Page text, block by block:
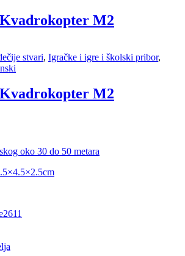
M2
stvari, Igračke i igre i školski pribor,
M2
oko 30 do 50 metara